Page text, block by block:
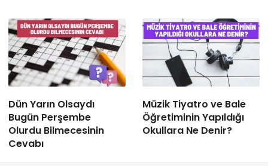
Dün Yarın Olsaydı
Bugün Perşembe
Olurdu Bilmecesinin
Cevabı
Müzik Tiyatro ve Bale
Öğretiminin Yapıldığı
Okullara Ne Denir?